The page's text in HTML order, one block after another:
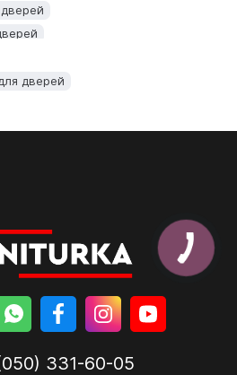
дверей
дверей
331-60-05